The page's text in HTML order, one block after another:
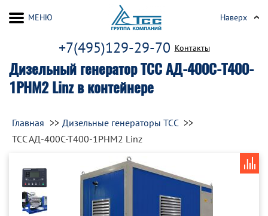
Дизельный генератор ТСС АД-400С-Т400-
1РНМ2 Linz в контейнере
+7(495)129-29-70 Контакты
МЕНЮ Наверх
Главная
Дизельные генераторы ТСС
ТСС АД-400С-Т400-1РНМ2 Linz